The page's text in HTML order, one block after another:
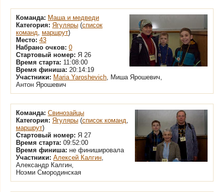
Команда: Маша и медведи
Категория: Ягуляры (список
команд, маршрут)
Место: 43
Набрано очков: 0
Стартовый номер: Я 26
Время старта: 11:08:00
Время финиша: 20:14:19
Участники: Maria Yaroshevich, Миша Ярошевич,
Антон Ярошевич
Команда: Свинозайцы
Категория: Ягуляры (список команд,
маршрут)
Стартовый номер: Я 27
Время старта: 09:52:00
Время финиша: не финишировала
Участники: Алексей Калгин,
Александр Калгин,
Ноэми Смородинская